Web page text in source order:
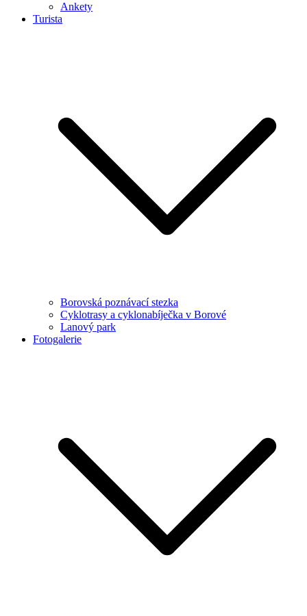
Ankety
Turista
Borovská poznávací stezka
Cyklotrasy a cyklonabíječka v Borové
Lanový park
Fotogalerie